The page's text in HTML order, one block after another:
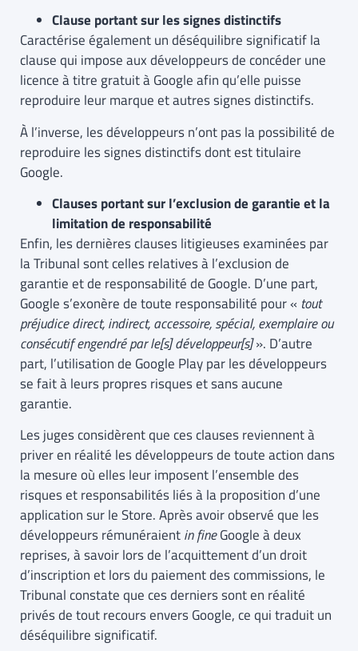
Clause portant sur les signes distinctifs
Caractérise également un déséquilibre significatif la
clause qui impose aux développeurs de concéder une
licence à titre gratuit à Google afin qu’elle puisse
reproduire leur marque et autres signes distinctifs.
À l’inverse, les développeurs n’ont pas la possibilité de
reproduire les signes distinctifs dont est titulaire
Google.
Clauses portant sur l’exclusion de garantie et la
limitation de responsabilité
Enfin, les dernières clauses litigieuses examinées par
la Tribunal sont celles relatives à l’exclusion de
garantie et de responsabilité de Google. D’une part,
Google s’exonère de toute responsabilité pour « tout
préjudice direct, indirect, accessoire, spécial, exemplaire ou
consécutif engendré par le[s] développeur[s]». D’autre
part, l’utilisation de Google Play par les développeurs
se fait à leurs propres risques et sans aucune
garantie.
Les juges considèrent que ces clauses reviennent à
priver en réalité les développeurs de toute action dans
la mesure où elles leur imposent l’ensemble des
risques et responsabilités liés à la proposition d’une
application sur le Store. Après avoir observé que les
développeurs rémunéraientin fineGoogle à deux
reprises, à savoir lors de l’acquittement d’un droit
d’inscription et lors du paiement des commissions, le
Tribunal constate que ces derniers sont en réalité
privés de tout recours envers Google, ce qui traduit un
déséquilibre significatif.